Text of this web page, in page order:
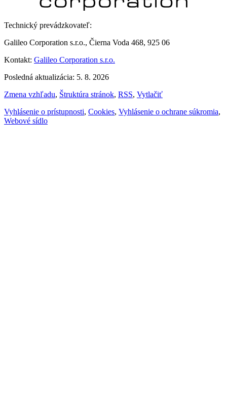
Technický prevádzkovateľ:
Galileo Corporation s.r.o., Čierna Voda 468, 925 06
Kontakt: Galileo Corporation s.r.o.
Posledná aktualizácia: 5. 8. 2026
Zmena vzhľadu, Štruktúra stránok, RSS, Vytlačiť
Vyhlásenie o prístupnosti, Cookies, Vyhlásenie o ochrane súkromia,
Webové sídlo